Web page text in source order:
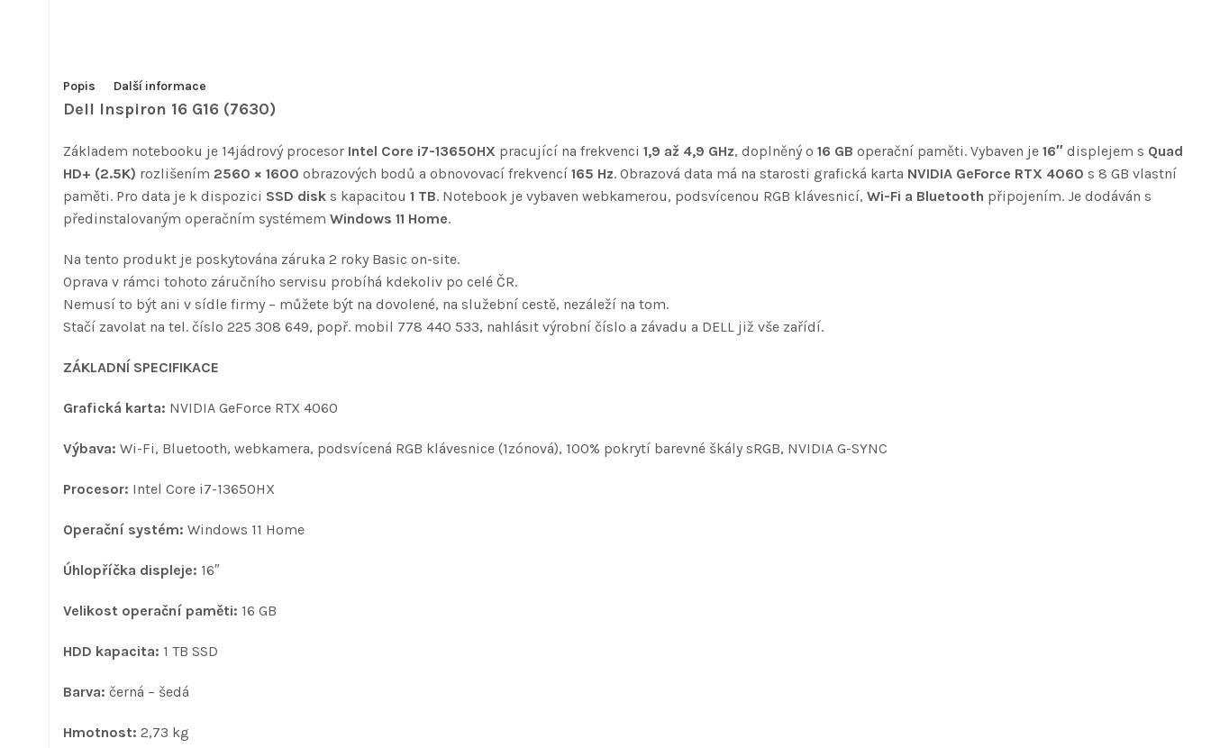
Popis Další informace
Dell Inspiron 16 G16 (7630)
Základem notebooku je 14jádrový procesor Intel Core i7-13650HX pracující na frekvenci 1,9 až 4,9 GHz, doplněný o 16 GB operační paměti. Vybaven je 16″ displejem s Quad
HD+ (2.5K) rozlišením 2560 × 1600 obrazových bodů a obnovovací frekvencí 165 Hz. Obrazová data má na starosti grafická karta NVIDIA GeForce RTX 4060 s 8 GB vlastní
paměti. Pro data je k dispozici SSD disk s kapacitou 1 TB. Notebook je vybaven webkamerou, podsvícenou RGB klávesnicí, Wi-Fi a Bluetooth připojením. Je dodáván s
předinstalovaným operačním systémem Windows 11 Home.
Na tento produkt je poskytována záruka 2 roky Basic on-site.
Oprava v rámci tohoto záručního servisu probíhá kdekoliv po celé ČR.
Nemusí to být ani v sídle firmy – můžete být na dovolené, na služební cestě, nezáleží na tom.
Stačí zavolat na tel. číslo 225 308 649, popř. mobil 778 440 533, nahlásit výrobní číslo a závadu a DELL již vše zařídí.
ZÁKLADNÍ SPECIFIKACE
Grafická karta: NVIDIA GeForce RTX 4060
Výbava: Wi-Fi, Bluetooth, webkamera, podsvícená RGB klávesnice (1zónová), 100% pokrytí barevné škály sRGB, NVIDIA G-SYNC
Procesor: Intel Core i7-13650HX
Operační systém: Windows 11 Home
Úhlopříčka displeje: 16″
Velikost operační paměti: 16 GB
HDD kapacita: 1 TB SSD
Barva: černá – šedá
Hmotnost: 2,73 kg